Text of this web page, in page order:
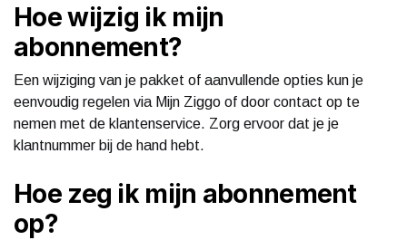
Hoe wijzig ik mijn
abonnement?
Een wijziging van je pakket of aanvullende opties kun je
eenvoudig regelen via Mijn Ziggo of door contact op te
nemen met de klantenservice. Zorg ervoor dat je je
klantnummer bij de hand hebt.
Hoe zeg ik mijn abonnement
op?